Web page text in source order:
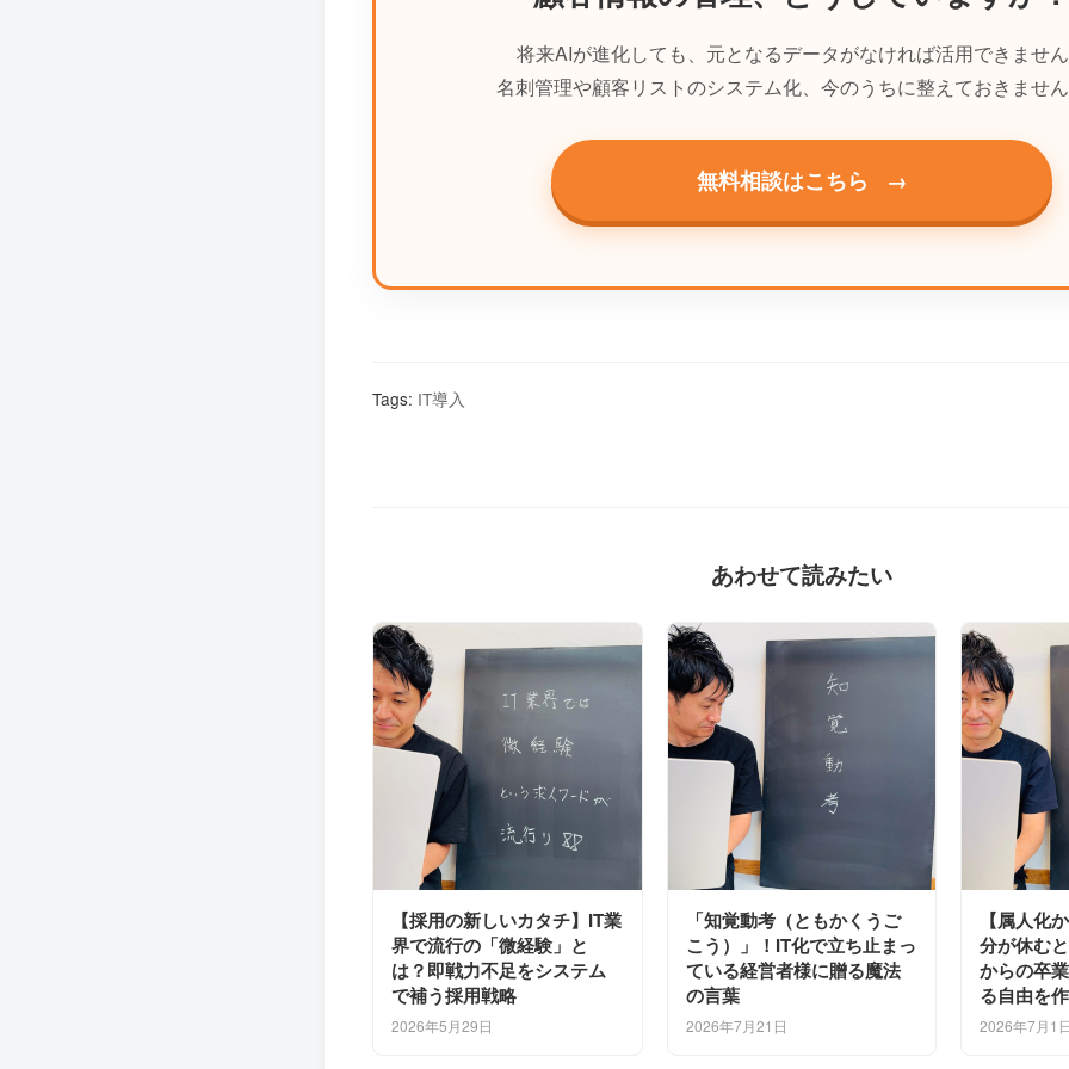
将来AIが進化しても、元となるデータがなければ活用できません
名刺管理や顧客リストのシステム化、今のうちに整えておきませ
無料相談はこちら →
Tags: IT導入
あわせて読みたい
【採用の新しいカタチ】IT業
界で流行の「微経験」と
は？即戦力不足をシステム
で補う採用戦略
2026年5月29日
「知覚動考（ともかくうご
こう）」！IT化で立ち止まっ
ている経営者様に贈る魔法
の言葉
2026年7月21日
【属人化
分が休む
からの卒
る自由を
2026年7月1日